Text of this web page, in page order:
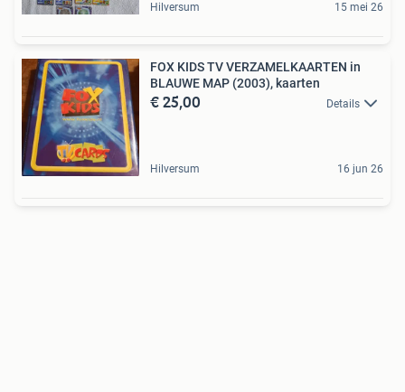
Hilversum 15 mei 26
FOX KIDS TV VERZAMELKAARTEN in
BLAUWE MAP (2003), kaarten
€ 25,00 Details
Hilversum 16 jun 26